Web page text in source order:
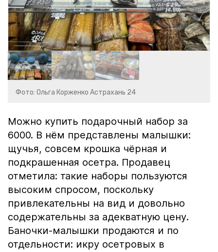
Фото: Ольга Корженко Астрахань 24
Можно купить подарочный набор за
6000. В нём представлены малышки:
щучья, совсем крошка чёрная и
подкрашенная осетра. Продавец
отметила: такие наборы пользуются
высоким спросом, поскольку
привлекательны на вид и довольно
содержательны за адекватную цену.
Баночки-малышки продаются и по
отдельности: икру осетровых в